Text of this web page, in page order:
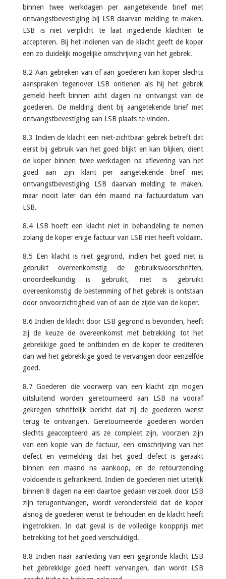
binnen twee werkdagen per aangetekende brief met
ontvangstbevestiging bij LSB daarvan melding te maken.
LSB is niet verplicht te laat ingediende klachten te
accepteren. Bij het indienen van de klacht geeft de koper
een zo duidelijk mogelijke omschrijving van het gebrek.
8.2 Aan gebreken van of aan goederen kan koper slechts
aanspraken tegenover LSB ontlenen als hij het gebrek
gemeld heeft binnen acht dagen na ontvangst van de
goederen. De melding dient bij aangetekende brief met
ontvangstbevestiging aan LSB plaats te vinden.
8.3 Indien de klacht een niet-zichtbaar gebrek betreft dat
eerst bij gebruik van het goed blijkt en kan blijken, dient
de koper binnen twee werkdagen na aflevering van het
goed aan zijn klant per aangetekende brief met
ontvangstbevestiging LSB daarvan melding te maken,
maar nooit later dan één maand na factuurdatum van
LSB.
8.4 LSB hoeft een klacht niet in behandeling te nemen
zolang de koper enige factuur van LSB niet heeft voldaan.
8.5 Een klacht is niet gegrond, indien het goed niet is
gebruikt overeenkomstig de gebruiksvoorschriften,
onoordeelkundig is gebruikt, niet is gebruikt
overeenkomstig de bestemming of het gebrek is ontstaan
door onvoorzichtigheid van of aan de zijde van de koper.
8.6 Indien de klacht door LSB gegrond is bevonden, heeft
zij de keuze de overeenkomst met betrekking tot het
gebrekkige goed te ontbinden en de koper te crediteren
dan wel het gebrekkige goed te vervangen door eenzelfde
goed.
8.7 Goederen die voorwerp van een klacht zijn mogen
uitsluitend worden geretourneerd aan LSB na vooraf
gekregen schriftelijk bericht dat zij de goederen wenst
terug te ontvangen. Geretourneerde goederen worden
slechts geaccepteerd als ze compleet zijn, voorzien zijn
van een kopie van de factuur, een omschrijving van het
defect en vermelding dat het goed defect is geraakt
binnen een maand na aankoop, en de retourzending
voldoende is gefrankeerd. Indien de goederen niet uiterlijk
binnen 8 dagen na een daartoe gedaan verzoek door LSB
zijn terugontvangen, wordt verondersteld dat de koper
alsnog de goederen wenst te behouden en de klacht heeft
ingetrokken. In dat geval is de volledige koopprijs met
betrekking tot het goed verschuldigd.
8.8 Indien naar aanleiding van een gegronde klacht LSB
het gebrekkige goed heeft vervangen, dan wordt LSB